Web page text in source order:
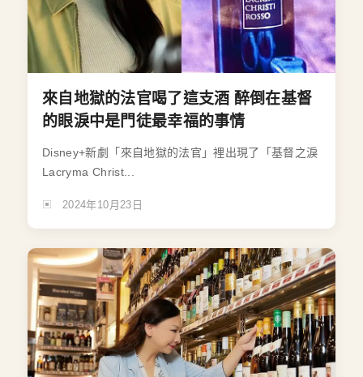
來自地獄的法官喝了這支酒 醉倒在基督
的眼淚中是門徒最幸福的事情
Disney+新劇「來自地獄的法官」裡出現了「基督之淚
Lacryma Christ...
2024年10月23日